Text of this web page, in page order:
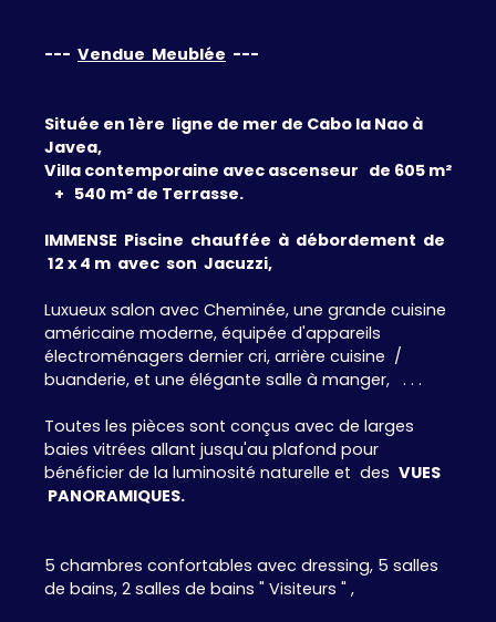
--- Vendue Meublée ---
Située en 1ère ligne de mer de Cabo la Nao à
Javea,
Villa contemporaine avec ascenseur de 605 m²
+ 540 m² de Terrasse.
IMMENSE Piscine chauffée à débordement de
12 x 4 m avec son Jacuzzi,
Luxueux salon avec Cheminée, une grande cuisine
américaine moderne, équipée d'appareils
électroménagers dernier cri, arrière cuisine /
buanderie, et une élégante salle à manger, . . .
Toutes les pièces sont conçus avec de larges
baies vitrées allant jusqu'au plafond pour
bénéficier de la luminosité naturelle et des VUES
PANORAMIQUES.
5 chambres confortables avec dressing, 5 salles
de bains, 2 salles de bains " Visiteurs " ,